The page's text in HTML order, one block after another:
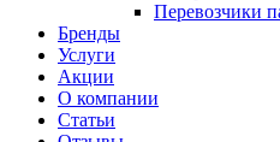
Перевозчики
Бренды
Услуги
Акции
О компании
Статьи